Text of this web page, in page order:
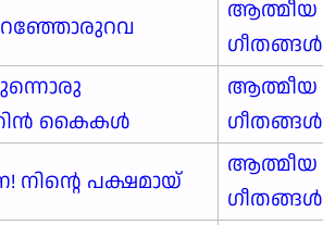
ആത്മീയ
ഗീതങ്ങൾ
കൈകൾ
ആത്മീയ
ഗീതങ്ങൾ
നിന്റെ പക്ഷമായ്
ആത്മീയ
ഗീതങ്ങൾ